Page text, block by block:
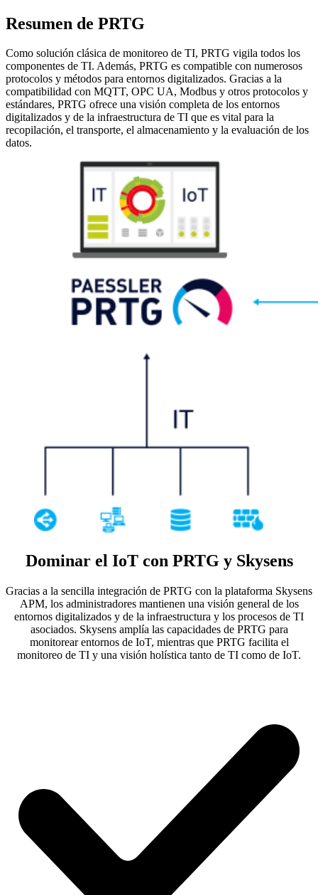
Resumen de PRTG
Como solución clásica de monitoreo de TI, PRTG vigila todos los
componentes de TI. Además, PRTG es compatible con numerosos
protocolos y métodos para entornos digitalizados. Gracias a la
compatibilidad con MQTT, OPC UA, Modbus y otros protocolos y
estándares, PRTG ofrece una visión completa de los entornos
digitalizados y de la infraestructura de TI que es vital para la
recopilación, el transporte, el almacenamiento y la evaluación de los
datos.
Dominar el IoT con PRTG y Skysens
Gracias a la sencilla integración de PRTG con la plataforma Skysens
APM, los administradores mantienen una visión general de los
entornos digitalizados y de la infraestructura y los procesos de TI
asociados. Skysens amplía las capacidades de PRTG para
monitorear entornos de IoT, mientras que PRTG facilita el
monitoreo de TI y una visión holística tanto de TI como de IoT.